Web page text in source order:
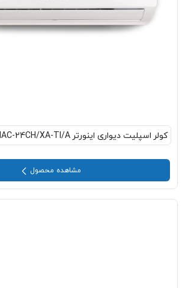
کولر اسپلیت دیواری اینورتر IAC-24CH/XA-TI/A
مشاهده محصول